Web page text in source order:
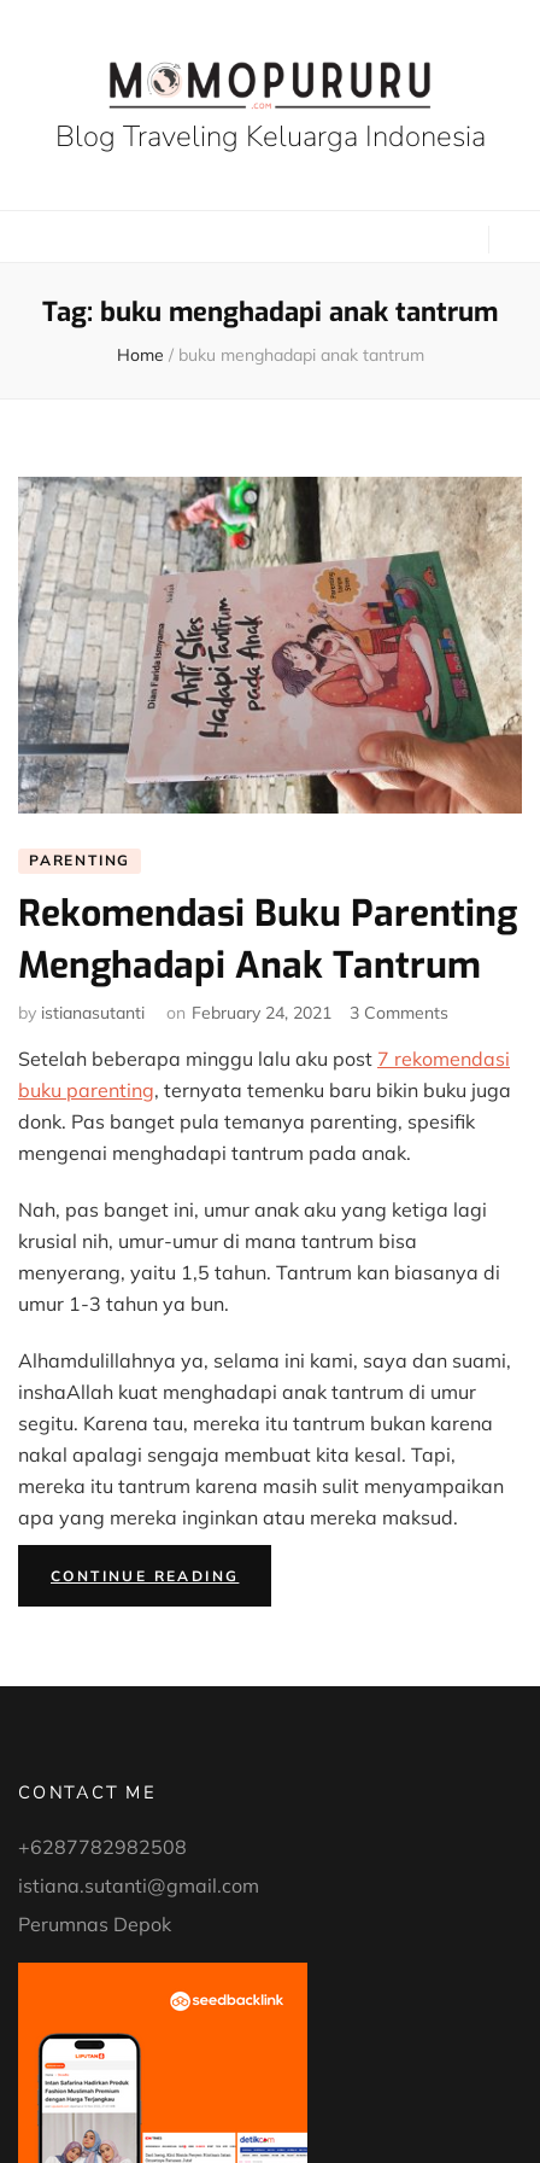
Blog Traveling Keluarga Indonesia
Tag: buku menghadapi anak tantrum
Home / buku menghadapi anak tantrum
PARENTING
Rekomendasi Buku Parenting
Menghadapi Anak Tantrum
by istianasutanti on February 24, 2021 3 Comments
Buku
Parenting
Setelah beberapa minggu lalu aku post 7 rekomendasi
buku parenting, ternyata temenku baru bikin buku juga
donk. Pas banget pula temanya parenting, spesifik
mengenai menghadapi tantrum pada anak.
Nah, pas banget ini, umur anak aku yang ketiga lagi
krusial nih, umur-umur di mana tantrum bisa
menyerang, yaitu 1,5 tahun. Tantrum kan biasanya di
umur 1-3 tahun ya bun.
Alhamdulillahnya ya, selama ini kami, saya dan suami,
inshaAllah kuat menghadapi anak tantrum di umur
segitu. Karena tau, mereka itu tantrum bukan karena
nakal apalagi sengaja membuat kita kesal. Tapi,
mereka itu tantrum karena masih sulit menyampaikan
apa yang mereka inginkan atau mereka maksud.
CONTINUE READINGBUKU
MENGHADAPI
CONTACT ME
+6287782982508
istiana.sutanti@gmail.com
Perumnas Depok